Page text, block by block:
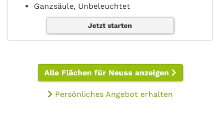
Ganzsäule, Unbeleuchtet
Jetzt starten
Alle Flächen für Neuss anzeigen
Persönliches Angebot erhalten